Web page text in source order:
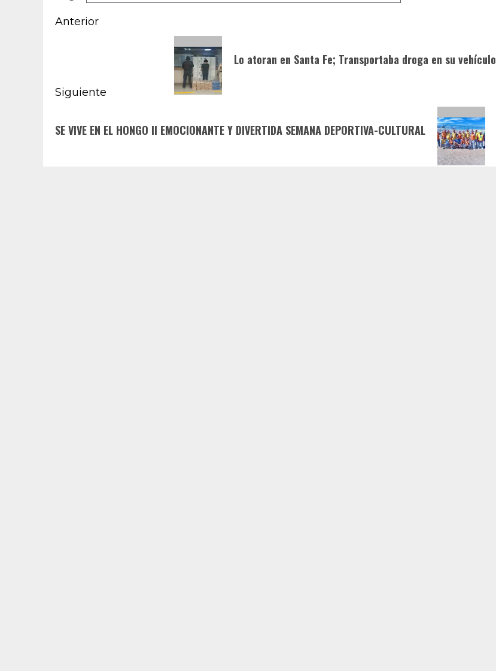
Navegación
Anterior
Lo atoran en Santa Fe; Transportaba droga en su vehículo
Siguiente
entrada:
SE VIVE EN EL HONGO II EMOCIONANTE Y DIVERTIDA SEMANA DEPORTIVA-CULTURAL